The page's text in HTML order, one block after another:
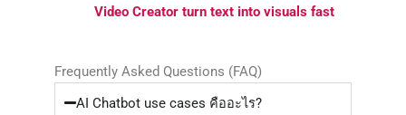
Video Creator turn text into visuals fast
Frequently Asked Questions (FAQ)
AI Chatbot use cases คืออะไร?